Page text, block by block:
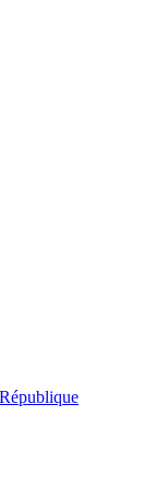
République